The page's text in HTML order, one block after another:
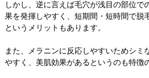
しかし、逆に言えば毛穴が浅目の部位で
果を発揮しやすく、短期間・短時間で脱
というメリットもあります。
また、メラニンに反応しやすいためシミ
やすく、美肌効果があるというのも特徴